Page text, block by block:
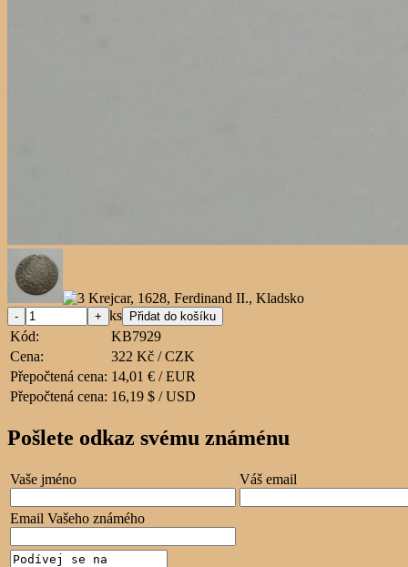
ks
Kód:
KB7929
Cena:
322 Kč / CZK
Přepočtená cena: 14,01 € / EUR
Přepočtená cena: 16,19 $ / USD
Pošlete odkaz svému známénu
Vaše jméno Váš email
Email Vašeho známého